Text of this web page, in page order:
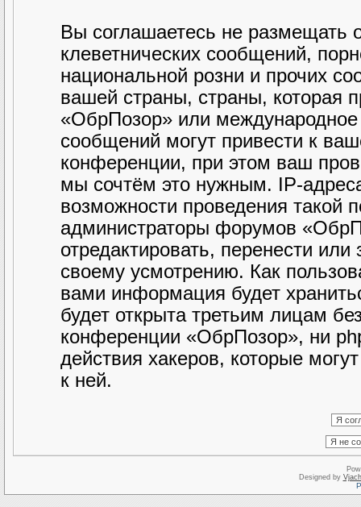
Вы соглашаетесь не размещать
клеветнических сообщений,
национальной розни и прочих
вашей страны, страны, которая
«ОбрПозор» или
сообщений могут привести к
конференции, при этом ваш
мы сочтём это нужным. IP-
возможности проведения такой
администраторы форумов
отредактировать, перенести
своему усмотрению. Как
вами информация будет
будет открыта третьим лицам
конференции «ОбрПозор», ни
действия хакеров, которые
к ней.
Designed by